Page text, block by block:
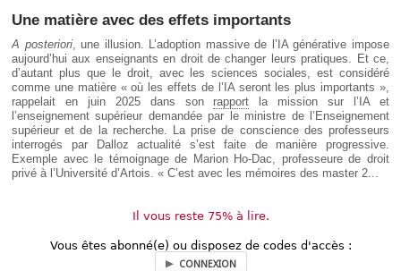
Une matière avec des effets importants
A posteriori, une illusion. L’adoption massive de l’IA générative impose
aujourd’hui aux enseignants en droit de changer leurs pratiques. Et ce,
d’autant plus que le droit, avec les sciences sociales, est considéré
comme une matière « où les effets de l’IA seront les plus importants »,
rappelait en juin 2025 dans son rapport la mission sur l’IA et
l’enseignement supérieur demandée par le ministre de l’Enseignement
supérieur et de la recherche. La prise de conscience des professeurs
interrogés par Dalloz actualité s’est faite de manière progressive.
Exemple avec le témoignage de Marion Ho-Dac, professeure de droit
privé à l’Université d’Artois. « C’est avec les mémoires des master 2...
Il vous reste 75% à lire.
Vous êtes abonné(e) ou disposez de codes d'accès :
CONNEXION